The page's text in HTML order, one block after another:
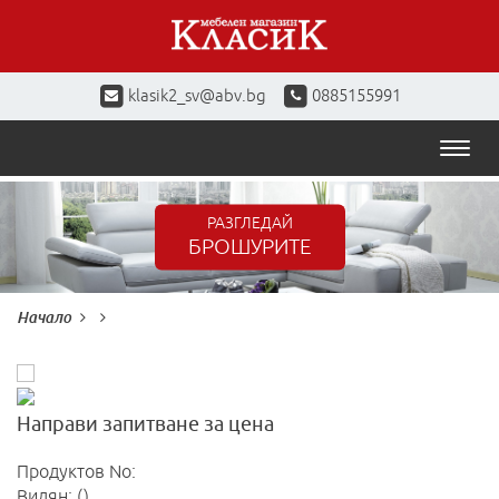
klasik2_sv@abv.bg 0885155991
РАЗГЛЕДАЙ
БРОШУРИТЕ
Начало
Направи запитване за цена
Продуктов No: